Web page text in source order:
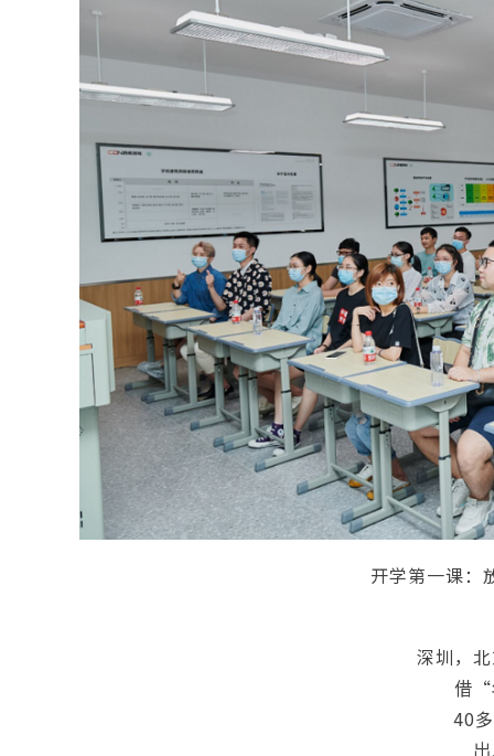
开学第一课：
深圳，
借“
40